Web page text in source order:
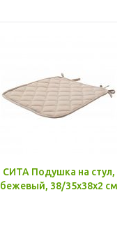
СИТА Подушка на стул,
бежевый, 38/35x38x2 см